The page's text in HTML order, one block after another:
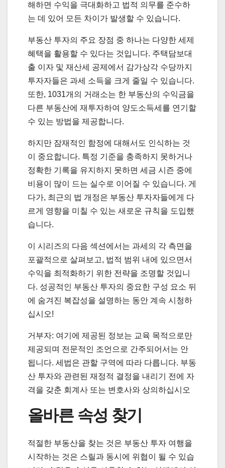
해하면 수익을 극대화하고 법적 의무를 준수하
는 데 있어 모든 차이가 발생할 수 있습니다.
부동산 투자의 주요 장점 중 하나는 다양한 세제
혜택을 활용할 수 있다는 것입니다. 주택담보대
출 이자 및 재산세 공제에서 감가상각 수당까지
투자자들은 과세 소득을 크게 줄일 수 있습니다.
또한, 1031개의 거래소는 한 부동산의 수익금을
다른 부동산에 재투자하여 양도소득세를 연기할
수 있는 방법을 제공합니다.
하지만 잠재적인 함정에 대해서도 인식하는 것
이 중요합니다. 특정 기준을 충족하지 못하거나
정확한 기록을 유지하지 못하면 세금 시즌 중에
비용이 많이 드는 실수로 이어질 수 있습니다. 게
다가, 최근의 법 개정은 부동산 투자자들에게 다
르게 영향을 미칠 수 있는 새로운 규칙을 도입했
습니다.
이 시리즈의 다음 섹션에서는 과세의 각 측면을
포괄적으로 살펴보고, 법적 범위 내에 있으면서
수익을 최적화하기 위한 전략을 조명할 것입니
다. 성공적인 부동산 투자의 중요한 구성 요소 뒤
에 숨겨진 복잡성을 설명하는 동안 계속 시청하
십시오!
거부자: 여기에 제공된 정보는 교육 목적으로만
제공되며 전문적인 조언으로 간주되어서는 안
됩니다. 세법은 관할 구역에 따라 다릅니다. 부동
산 투자와 관련된 재정적 결정을 내리기 전에 자
격을 갖춘 회계사 또는 변호사와 상의하십시오
올바른 속성 찾기
적절한 부동산을 찾는 것은 부동산 투자 여행을
시작하는 것은 스릴과 동시에 위협이 될 수 있습